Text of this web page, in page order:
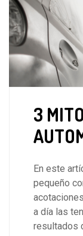
3
En este
pequeño
a día las
resultados